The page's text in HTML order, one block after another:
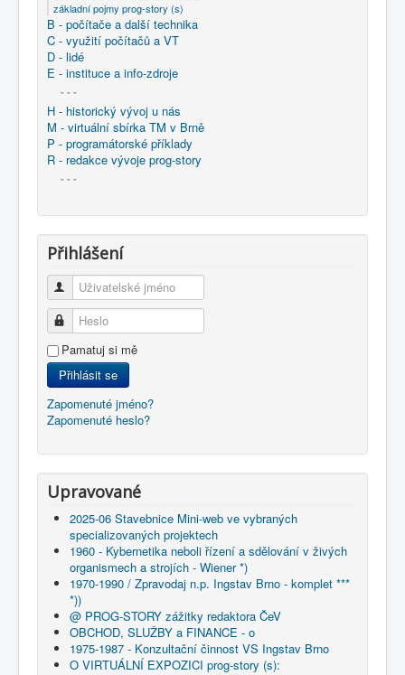
základní pojmy prog-story (s)
B - počítače a další technika
C - využití počítačů a VT
D - lidé
E - instituce a info-zdroje
- - -
H - historický vývoj u nás
M - virtuální sbírka TM v Brně
P - programátorské příklady
R - redakce vývoje prog-story
- - -
Přihlášení
Uživatelské jméno
Heslo
Pamatuj si mě
Přihlásit se
Zapomenuté jméno?
Zapomenuté heslo?
Upravované
2025-06 Stavebnice Mini-web ve vybraných
specializovaných projektech
1960 - Kybernetika neboli řízení a sdělování v živých
organismech a strojích - Wiener *)
1970-1990 / Zpravodaj n.p. Ingstav Brno - komplet ***
*))
@ PROG-STORY zážitky redaktora ČeV
OBCHOD, SLUŽBY a FINANCE - o
1975-1987 - Konzultační činnost VS Ingstav Brno
O VIRTUÁLNÍ EXPOZICI prog-story (s):